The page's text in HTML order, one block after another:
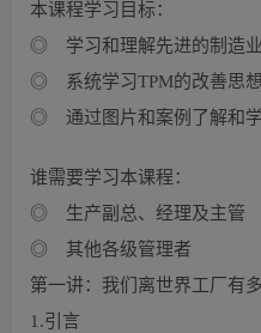
本课程学习目标：
◎ 学习和理解先进的制造
◎ 系统学习TPM的改善思
◎ 通过图片和案例了解和
谁需要学习本课程：
◎ 生产副总、经理及主管
◎ 其他各级管理者
第一讲：我们离世界工厂有
1.引言